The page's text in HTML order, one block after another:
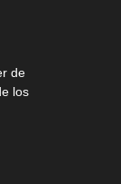
de
los